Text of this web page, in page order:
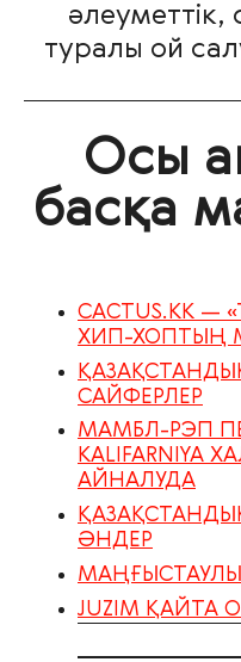
туралы ой
Осы
басқа
CACTUS.KK —
ХИП-ХОПТЫҢ
САЙФЕРЛЕР
МАМБЛ-РЭП
KALIFARNIYA
АЙНАЛУДА
ӘНДЕР
JUZIM ҚАЙТА